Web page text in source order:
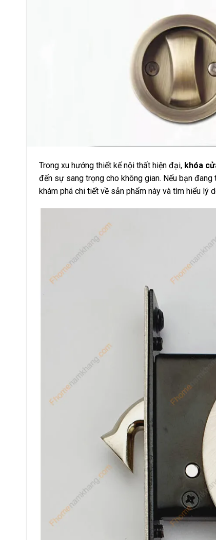
Trong xu hướng thiết kế nội thất hiện đại, khóa
đến sự sang trọng cho không gian. Nếu bạn đang
khám phá chi tiết về sản phẩm này và tìm hiểu lý